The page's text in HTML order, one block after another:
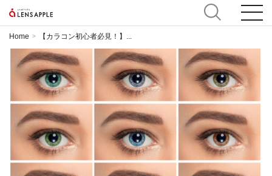
Home > 【カラコン初心者必見！】...